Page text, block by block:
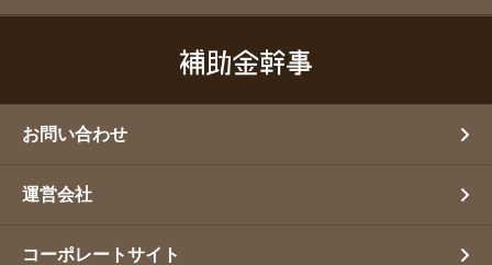
お問い合わせ
運営会社
コーポレートサイト